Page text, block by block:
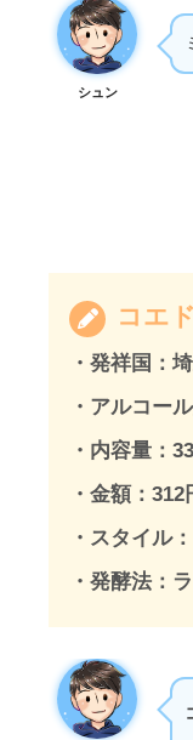
シュン
コエ
・発祥国：
・アルコー
・内容量：
・金額：312
・スタイル
・発酵法：